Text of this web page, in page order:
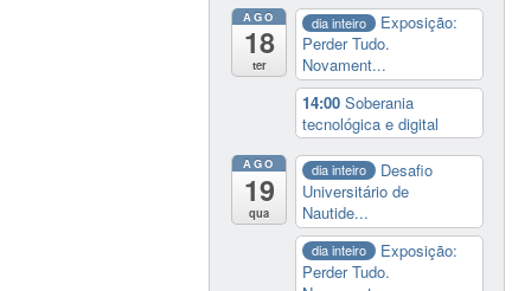
AGO
18
ter
dia inteiro
Exposição:
Perder Tudo.
Novament...
14:00Soberania
tecnológica e digital
AGO
19
qua
dia inteiro
Desafio
Universitário de
Nautide...
dia inteiro
Exposição:
Perder Tudo.